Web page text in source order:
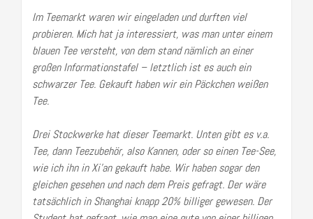
Im Teemarkt waren wir eingeladen und durften viel
probieren. Mich hat ja interessiert, was man unter einem
blauen Tee versteht, von dem stand nämlich an einer
großen Informationstafel – letztlich ist es auch ein
schwarzer Tee. Gekauft haben wir ein Päckchen weißen
Tee.
Drei Stockwerke hat dieser Teemarkt. Unten gibt es v.a.
Tee, dann Teezubehör, also Kannen, oder so einen Tee-See,
wie ich ihn in Xi’an gekauft habe. Wir haben sogar den
gleichen gesehen und nach dem Preis gefragt. Der wäre
tatsächlich in Shanghai knapp 20% billiger gewesen. Der